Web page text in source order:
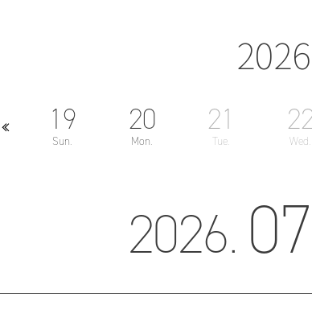
19
Sun.
20
Mon.
21
Tue. Wed.
2026.